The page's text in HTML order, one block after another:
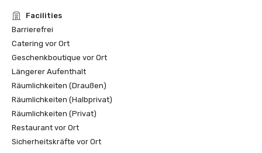
Facilities
Barrierefrei
Catering vor Ort
Geschenkboutique vor Ort
Längerer Aufenthalt
Räumlichkeiten (Draußen)
Räumlichkeiten (Halbprivat)
Räumlichkeiten (Privat)
Restaurant vor Ort
Sicherheitskräfte vor Ort